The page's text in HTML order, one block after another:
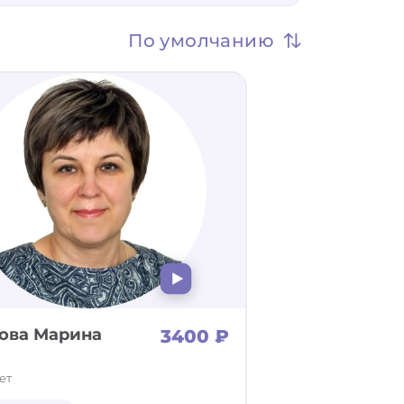
По умолчанию
Марина 3400 ₽